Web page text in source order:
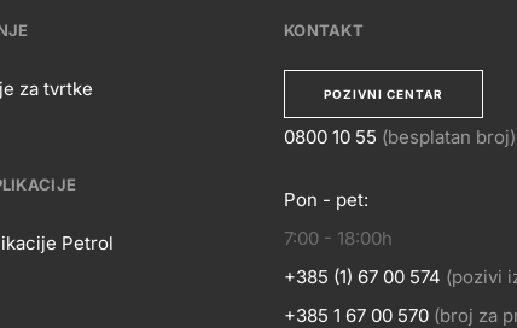
za tvrtke
Petrol
KONTAKT
POZIVNI CENTAR
0800 10 55 (besplatan broj)
Pon - pet:
7:00 - 18:00h
+385 (1) 67 00 574 (pozivi
+385 1 67 00 570 (broj za